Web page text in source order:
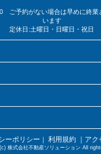
ご予約がない場合は早めに終業
います
定休日:土曜日・日曜日・祝日
ーポリシー ｜ 利用規約 ｜ア
株式会社不動産ソリューション All